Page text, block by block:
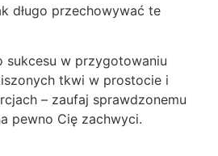
długo przechowywać te
sukcesu w przygotowaniu
tkwi w prostocie i
– zaufaj sprawdzonemu
pewno Cię zachwyci.